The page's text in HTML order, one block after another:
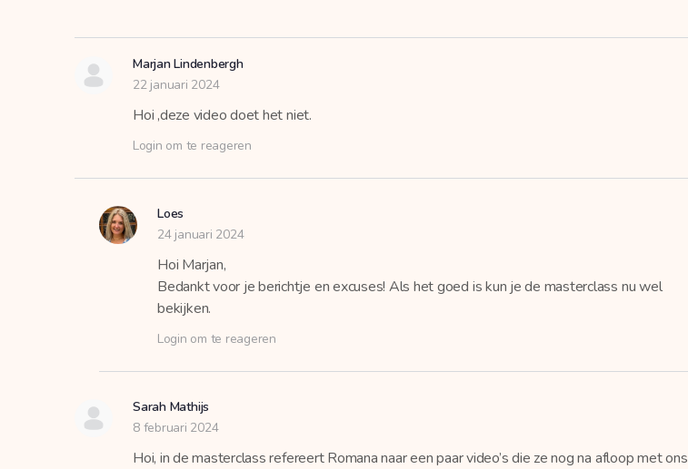
Marjan Lindenbergh
22 januari 2024
Hoi ,deze video doet het niet.
Login om te reageren
Loes
24 januari 2024
Hoi Marjan,
Bedankt voor je berichtje en excuses! Als het goed is kun je de masterclass nu wel
bekijken.
Login om te reageren
Sarah Mathijs
8 februari 2024
Hoi, in de masterclass refereert Romana naar een paar video’s die ze nog na afloop met ons